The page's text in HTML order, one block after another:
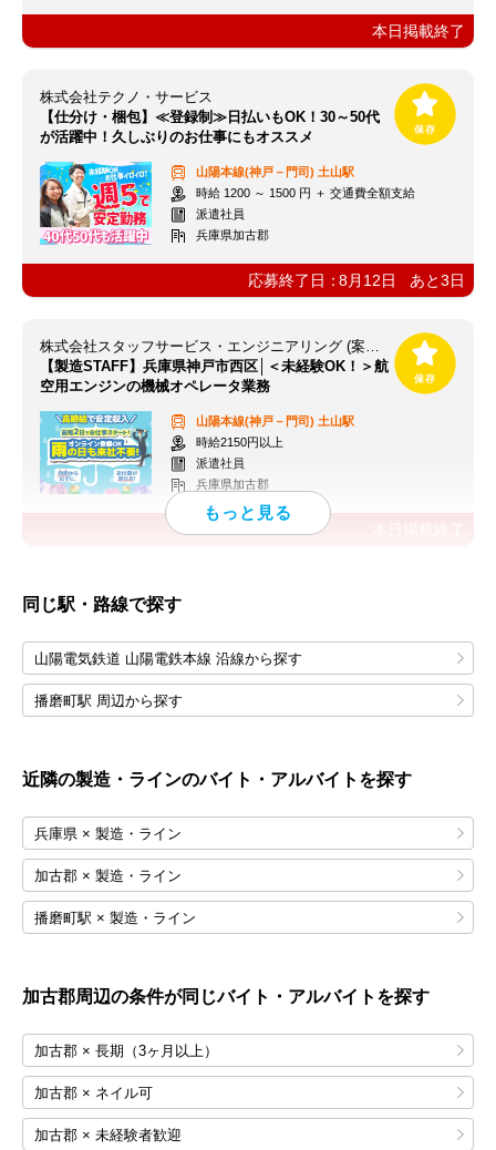
本日掲載終了
株式会社テクノ・サービス
【仕分け・梱包】≪登録制≫日払いもOK！30～50代
が活躍中！久しぶりのお仕事にもオススメ
山陽本線(神戸－門司) 土山駅
時給 1200 ～ 1500 円 ＋ 交通費全額支給
派遣社員
兵庫県加古郡
応募終了日：8月12日 あと3日
株式会社スタッフサービス・エンジニアリング (案件NO/sseA27857)
【製造STAFF】兵庫県神戸市西区│＜未経験OK！＞航
空用エンジンの機械オペレータ業務
山陽本線(神戸－門司) 土山駅
時給2150円以上
派遣社員
兵庫県加古郡
同じ駅・路線で探す
山陽電気鉄道 山陽電鉄本線 沿線から探す
播磨町駅 周辺から探す
近隣の製造・ラインのバイト・アルバイトを探す
兵庫県 × 製造・ライン
加古郡 × 製造・ライン
播磨町駅 × 製造・ライン
加古郡周辺の条件が同じバイト・アルバイトを探す
加古郡 × 長期（3ヶ月以上）
加古郡 × ネイル可
加古郡 × 未経験者歓迎